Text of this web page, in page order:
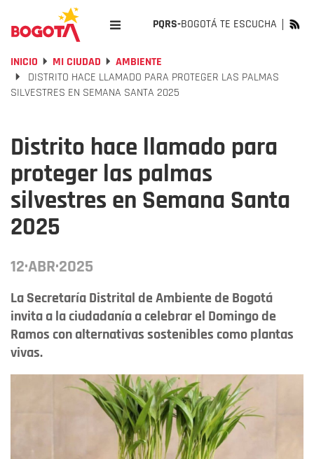
PQRS-BOGOTÁ TE ESCUCHA
INICIO MI CIUDAD
AMBIENTE
DISTRITO HACE LLAMADO PARA PROTEGER LAS PALMAS
SILVESTRES EN SEMANA SANTA 2025
Distrito hace llamado para
proteger las palmas
silvestres en Semana Santa
2025
12·ABR·2025
La Secretaría Distrital de Ambiente de Bogotá
invita a la ciudadanía a celebrar el Domingo de
Ramos con alternativas sostenibles como plantas
vivas.